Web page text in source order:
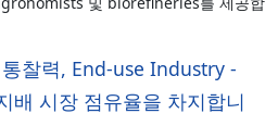
찰력, End-use Industry -
배 시장 점유율을 차지합니